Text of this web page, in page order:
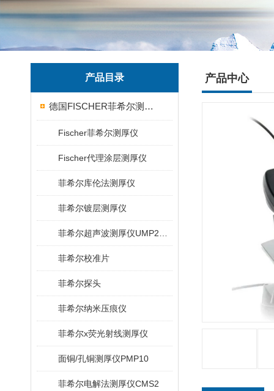
产品目录
德国FISCHER菲希尔测厚仪
Fischer菲希尔测厚仪
Fischer代理涂层测厚仪
菲希尔库伦法测厚仪
菲希尔镀层测厚仪
菲希尔校准片
菲希尔探头
菲希尔纳米压痕仪
菲希尔x荧光射线测厚仪
面铜/孔铜测厚仪PMP10
菲希尔电解法测厚仪CMS2
产品中心